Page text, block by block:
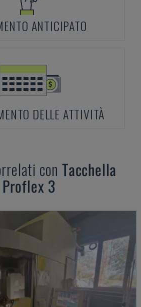
ANTICIPATO
DELLE ATTIVITÀ
conTacchella
Proflex 3